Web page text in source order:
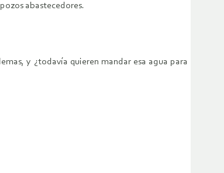
abastecedores.
y ¿todavía quieren mandar esa agua para